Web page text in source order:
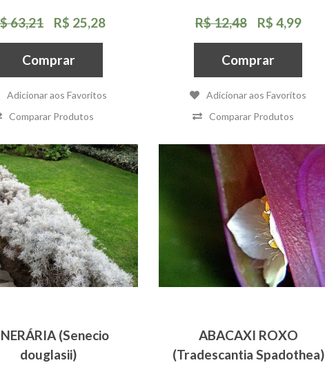
63,21 R$ 25,28
Comprar
Comparar Produtos
Adicionar aos Favoritos
R$ 12,48 R$ 4,99
Comprar
Comparar Produtos
Adicionar aos Favoritos
(Senecio
douglasii)
ABACAXI ROXO
(Tradescantia Spadothea)